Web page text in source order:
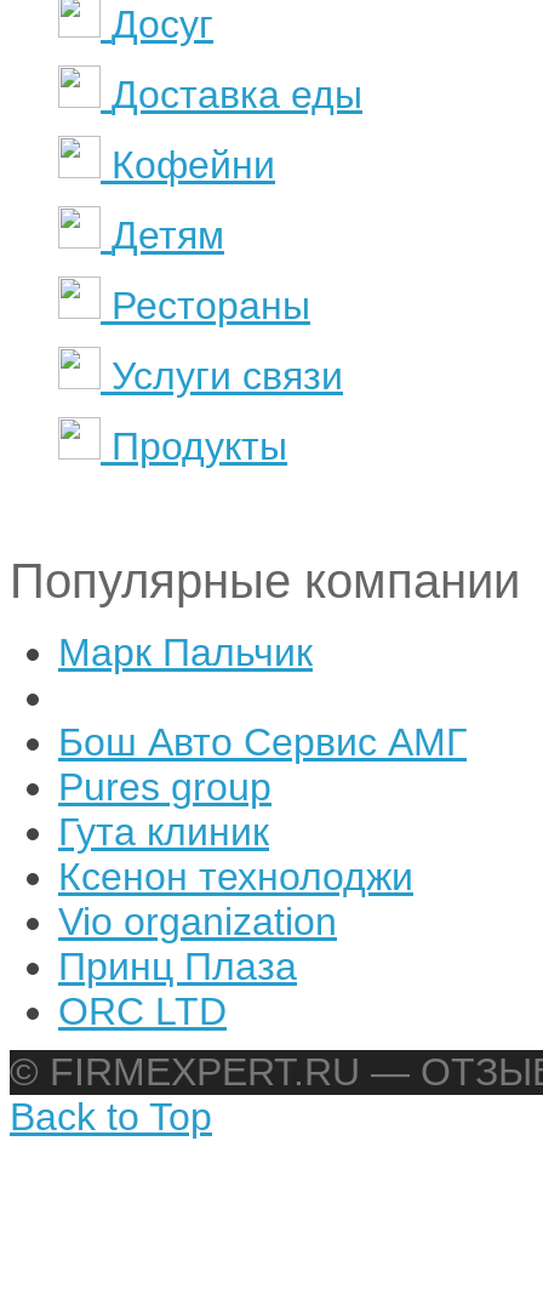
Досуг
Доставка еды
Кофейни
Детям
Рестораны
Услуги связи
Продукты
Популярные компании
Марк Пальчик
Бош Авто Сервис АМГ
Pures group
Гута клиник
Ксенон технолоджи
Vio organization
Принц Плаза
ORC LTD
© FIRMEXPERT.RU —
Back to Top